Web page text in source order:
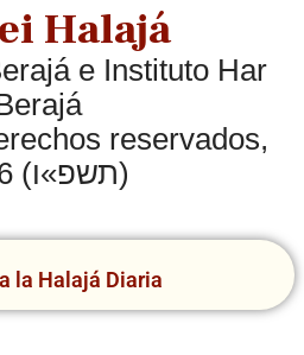
Halajá
e Instituto Har
reservados,
5786 (תשפ»ו)
la Halajá Diaria